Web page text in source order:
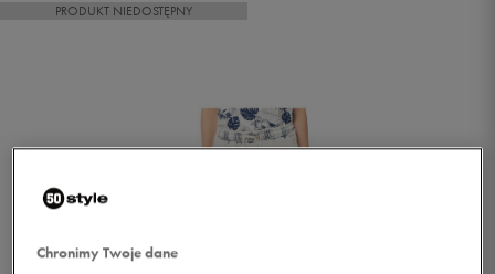
PRODUKT NIEDOSTĘPNY
Chronimy Twoje dane